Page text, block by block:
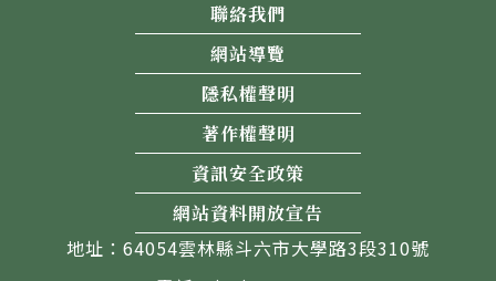
聯絡我們
網站導覽
隱私權聲明
著作權聲明
資訊安全政策
網站資料開放宣告
地址：64054雲林縣斗六市大學路3段310號